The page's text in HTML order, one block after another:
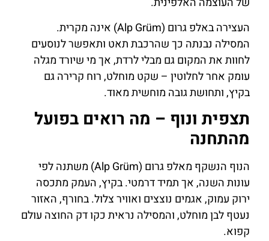
העצירה באלפ גרום (Alp Grüm) אינה מקרית.
המסילה נבנתה כך שהרכבת תאט ותאפשר לנוסעים
לחוות את המקום גם מבלי לרדת, אך מי שיורד מגלה
עומק אחר לחלוטין – שקט מוחלט, רוח קרירה גם
בקיץ, ותחושת גובה מוחשית מאוד.
תצפית ונוף – מה רואים בפועל
מהתחנה
הנוף הנשקף מאלפ גרום (Alp Grüm) משתנה לפי
עונות השנה, אך תמיד דרמטי. בקיץ, העמק מתכסה
ירוק עמוק, אגמים נוצצים ואוויר צלול. בחורף, האזור
נעטף לבן מוחלט, והמסילה נראית כקו דק החוצה עולם
קפוא.